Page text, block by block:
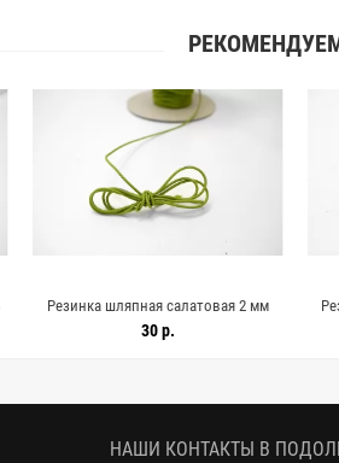
шляпная салатовая 2 мм
Резинка
НАШИ КОНТАКТЫ В